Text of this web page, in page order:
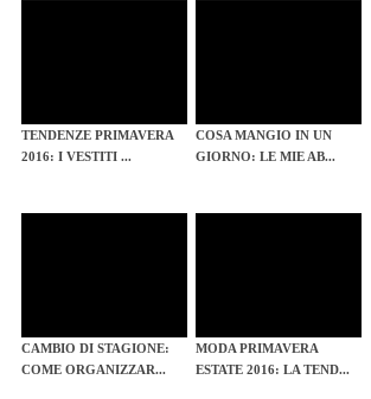
TENDENZE PRIMAVERA
2016: I VESTITI ...
COSA MANGIO IN UN
GIORNO: LE MIE AB...
CAMBIO DI STAGIONE:
COME ORGANIZZAR...
MODA PRIMAVERA
ESTATE 2016: LA TEND...